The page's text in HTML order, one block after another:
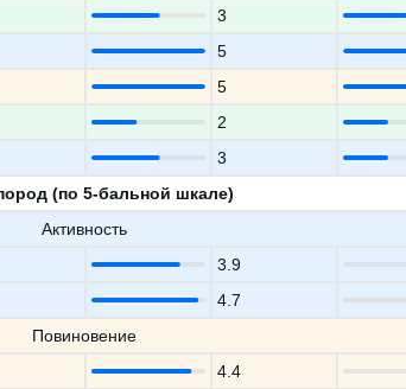
3
5
5
2
3
(по 5-бальной шкале)
Активность
3.9
4.7
Повиновение
4.4